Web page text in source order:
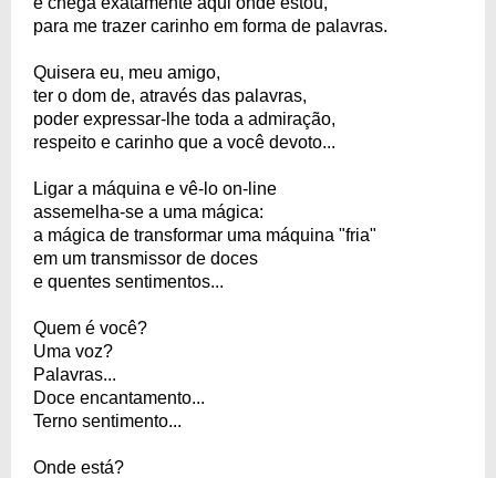
para me trazer carinho em forma de palavras.
Quisera eu, meu amigo,
ter o dom de, através das palavras,
poder expressar-lhe toda a admiração,
respeito e carinho que a você devoto...
Ligar a máquina e vê-lo on-line
assemelha-se a uma mágica:
a mágica de transformar uma máquina "fria"
em um transmissor de doces
e quentes sentimentos...
Quem é você?
Uma voz?
Palavras...
Doce encantamento...
Terno sentimento...
Onde está?